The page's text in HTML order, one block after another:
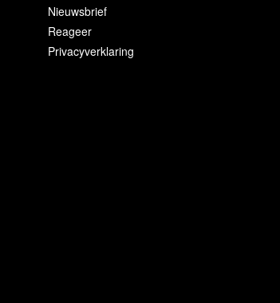
Nieuwsbrief
Reageer
Privacyverklaring